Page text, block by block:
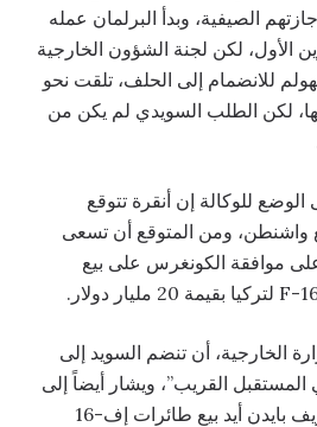
الصيفية، وبدأ البرلمان عمله
الأول، لكن لجنة الشؤون الخارجية
للانضمام إلى الحلف، تلقت نحو
فيها، لكن الطلب السويدي لم يكن من
للوكالة إن أنقرة تتوقع
واشنطن، ومن المتوقع أن تسعى
موافقة الكونغرس على بيع
الخارجية، أن تنضم السويد إلى
القريب”، ويشار أيضاً إلى
أن “الرئيس الأميركي جوزيف بايدن أيد بيع طائرات إف-16